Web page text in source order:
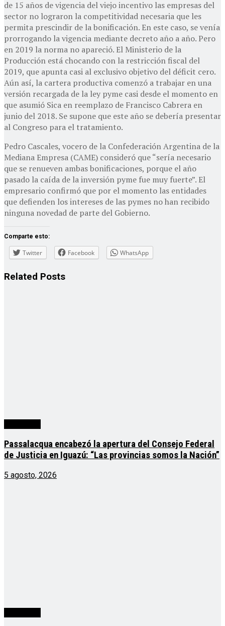
de 15 años de vigencia del viejo incentivo las empresas del
sector no lograron la competitividad necesaria que les
permita prescindir de la bonificación. En este caso, se venía
prorrogando la vigencia mediante decreto año a año. Pero
en 2019 la norma no apareció. El Ministerio de la
Producción está chocando con la restricción fiscal del
2019, que apunta casi al exclusivo objetivo del déficit cero.
Aún así, la cartera productiva comenzó a trabajar en una
versión recargada de la ley pyme casi desde el momento en
que asumió Sica en reemplazo de Francisco Cabrera en
junio del 2018. Se supone que este año se debería presentar
al Congreso para el tratamiento.
Pedro Cascales, vocero de la Confederación Argentina de la
Mediana Empresa (CAME) consideró que “sería necesario
que se renueven ambas bonificaciones, porque el año
pasado la caída de la inversión pyme fue muy fuerte”. El
empresario confirmó que por el momento las entidades
que defienden los intereses de las pymes no han recibido
ninguna novedad de parte del Gobierno.
Comparte esto:
Twitter Facebook WhatsApp
Related Posts
Passalacqua encabezó la apertura del Consejo Federal
de Justicia en Iguazú: “Las provincias somos la Nación”
5 agosto, 2026